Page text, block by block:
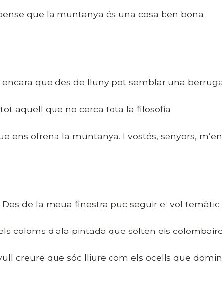
que la muntanya és una cosa ben bona
que des de lluny pot semblar una berruga
aquell que no cerca tota la filosofia
ens ofrena la muntanya. I vostés, senyors,
de la meua finestra puc seguir el vol temàtic
coloms d’ala pintada que solten els
creure que sóc lliure com els ocells que